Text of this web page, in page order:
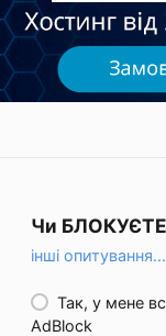
Чи БЛОКУЄТЕ
інші опитування...
Так, у мене
AdBlock